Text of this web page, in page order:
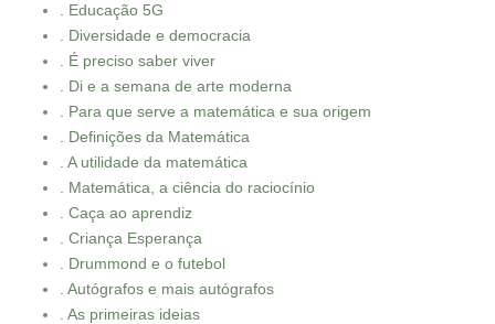
. Educação 5G
. Diversidade e democracia
. É preciso saber viver
. Di e a semana de arte moderna
. Para que serve a matemática e sua origem
. Definições da Matemática
. A utilidade da matemática
. Matemática, a ciência do raciocínio
. Caça ao aprendiz
. Criança Esperança
. Drummond e o futebol
. Autógrafos e mais autógrafos
. As primeiras ideias